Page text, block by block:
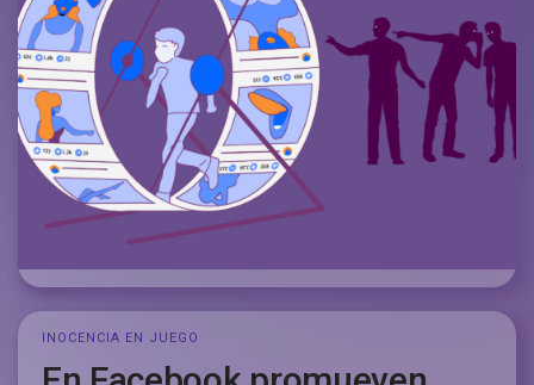
INOCENCIA EN JUEGO